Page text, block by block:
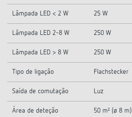
Lâmpada LED < 2 W 25 W
Lâmpada LED 2-8 W 250 W
Lâmpada LED > 8 W 250 W
Tipo de ligação Flachstecker
Saída de comutação Luz
Área de deteção 50 m² (ø 8 m)